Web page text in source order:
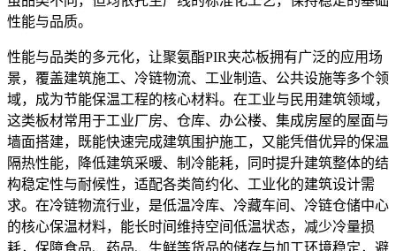
性能与品质。
性能与品类的多元化，让聚氨酯PIR夹芯板拥有广泛的应用场
景，覆盖建筑施工、冷链物流、工业制造、公共设施等多个领
域，成为节能保温工程的核心材料。在工业与民用建筑领域，
这类板材常用于工业厂房、仓库、办公楼、集成房屋的屋面与
墙面搭建，既能快速完成建筑围护施工，又能凭借优异的保温
隔热性能，降低建筑采暖、制冷能耗，同时提升建筑整体的结
构稳定性与耐候性，适配各类简约化、工业化的建筑设计需
求。在冷链物流行业，是低温冷库、冷藏车间、冷链仓储中心
的核心保温材料，能长时间维持空间低温状态，减少冷量损
耗，保障食品、药品、生鲜等货品的储存与加工环境稳定，避